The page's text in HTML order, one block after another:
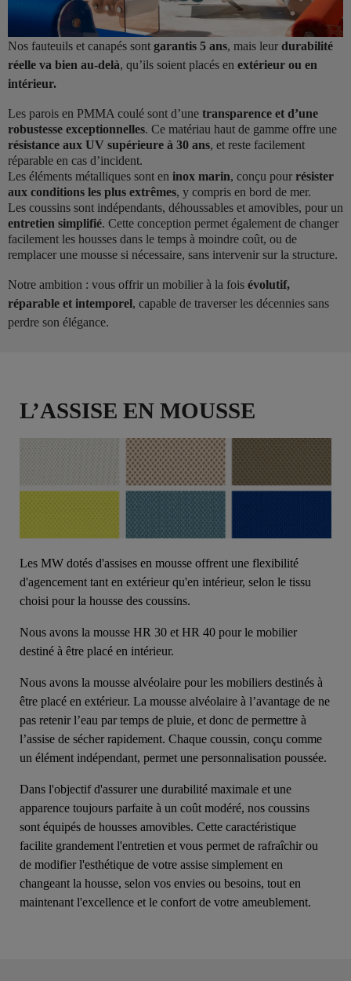
Nos fauteuils et canapés sont garantis 5 ans, mais leur durabilité
réelle va bien au-delà, qu’ils soient placés en extérieur ou en
intérieur.
Les parois en PMMA coulé sont d’une transparence et d’une
robustesse exceptionnelles. Ce matériau haut de gamme offre une
résistance aux UV supérieure à 30 ans, et reste facilement
réparable en cas d’incident.
Les éléments métalliques sont en inox marin, conçu pour résister
aux conditions les plus extrêmes, y compris en bord de mer.
Les coussins sont indépendants, déhoussables et amovibles, pour un
entretien simplifié. Cette conception permet également de changer
facilement les housses dans le temps à moindre coût, ou de
remplacer une mousse si nécessaire, sans intervenir sur la structure.
Notre ambition : vous offrir un mobilier à la fois évolutif,
réparable et intemporel, capable de traverser les décennies sans
perdre son élégance.
L’ASSISE EN MOUSSE
Les MW dotés d'assises en mousse offrent une flexibilité
d'agencement tant en extérieur qu'en intérieur, selon le tissu
choisi pour la housse des coussins.
Nous avons la mousse HR 30 et HR 40 pour le mobilier
destiné à être placé en intérieur.
Nous avons la mousse alvéolaire pour les mobiliers destinés à
être placé en extérieur. La mousse alvéolaire à l’avantage de ne
pas retenir l’eau par temps de pluie, et donc de permettre à
l’assise de sécher rapidement. Chaque coussin, conçu comme
un élément indépendant, permet une personnalisation poussée.
Dans l'objectif d'assurer une durabilité maximale et une
apparence toujours parfaite à un coût modéré, nos coussins
sont équipés de housses amovibles. Cette caractéristique
facilite grandement l'entretien et vous permet de rafraîchir ou
de modifier l'esthétique de votre assise simplement en
changeant la housse, selon vos envies ou besoins, tout en
maintenant l'excellence et le confort de votre ameublement.